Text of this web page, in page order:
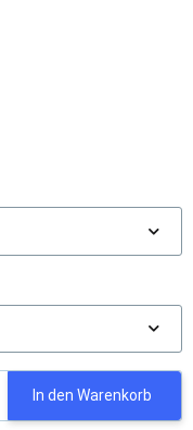
In den Warenkorb